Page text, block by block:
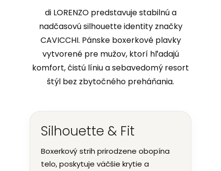
di LORENZO predstavuje stabilnú a
nadčasovú silhouette identity značky
CAVICCHI. Pánske boxerkové plavky
vytvorené pre mužov, ktorí hľadajú
komfort, čistú líniu a sebavedomý resort
štýl bez zbytočného preháňania.
Silhouette & Fit
Boxerkový strih prirodzene obopína
telo, poskytuje väčšie krytie a